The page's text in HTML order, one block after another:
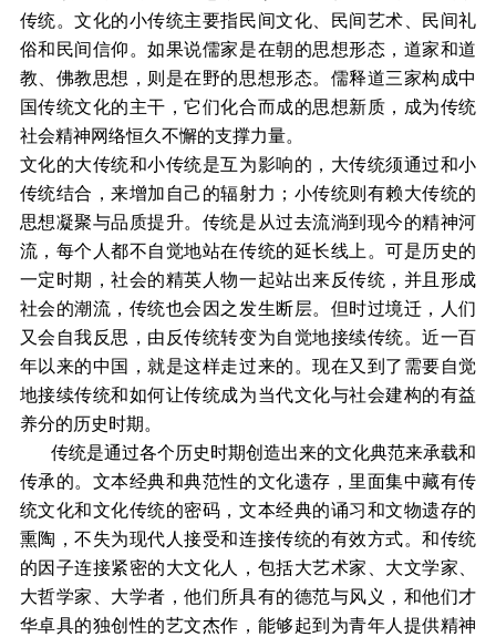
传统。文化的小传统主要指民间文化、民间艺术、民间礼
俗和民间信仰。如果说儒家是在朝的思想形态，道家和道
教、佛教思想，则是在野的思想形态。儒释道三家构成中
国传统文化的主干，它们化合而成的思想新质，成为传统
社会精神网络恒久不懈的支撑力量。
文化的大传统和小传统是互为影响的，大传统须通过和小
传统结合，来增加自己的辐射力；小传统则有赖大传统的
思想凝聚与品质提升。传统是从过去流淌到现今的精神河
流，每个人都不自觉地站在传统的延长线上。可是历史的
一定时期，社会的精英人物一起站出来反传统，并且形成
社会的潮流，传统也会因之发生断层。但时过境迁，人们
又会自我反思，由反传统转变为自觉地接续传统。近一百
年以来的中国，就是这样走过来的。现在又到了需要自觉
地接续传统和如何让传统成为当代文化与社会建构的有益
养分的历史时期。
传统是通过各个历史时期创造出来的文化典范来承载和
传承的。文本经典和典范性的文化遗存，里面集中藏有传
统文化和文化传统的密码，文本经典的诵习和文物遗存的
熏陶，不失为现代人接受和连接传统的有效方式。和传统
的因子连接紧密的大文化人，包括大艺术家、大文学家、
大哲学家、大学者，他们所具有的德范与风义，和他们才
华卓具的独创性的艺文杰作，能够起到为青年人提供精神